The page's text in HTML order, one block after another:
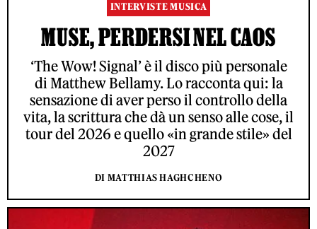
INTERVISTE MUSICA
MUSE, PERDERSI NEL CAOS
‘The Wow! Signal’ è il disco più personale
di Matthew Bellamy. Lo racconta qui: la
sensazione di aver perso il controllo della
vita, la scrittura che dà un senso alle cose, il
tour del 2026 e quello «in grande stile» del
2027
DI MATTHIAS HAGHCHENO